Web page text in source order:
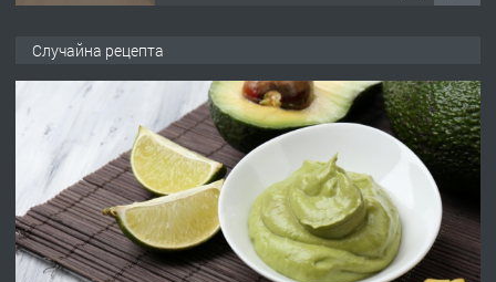
преди 3 дни
ПРЕДЛАГА
№4120 Магазин/Офис под наем в кв.
Любен Каравелов, Хасково-близо до
градската градина!
Случайна рецепта